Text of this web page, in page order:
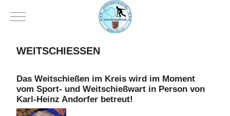
Mobile Menu Toggle
WEITSCHIESSEN
Das Weitschießen im Kreis wird im Moment
vom Sport- und Weitschießwart in Person von
Karl-Heinz Andorfer betreut!